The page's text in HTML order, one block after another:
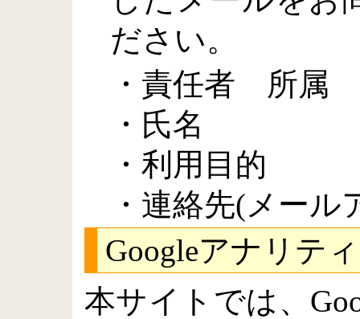
ださい。
・責任者 所属
・氏名
・利用目的
・連絡先(メール
Googleアナリテ
本サイトでは、